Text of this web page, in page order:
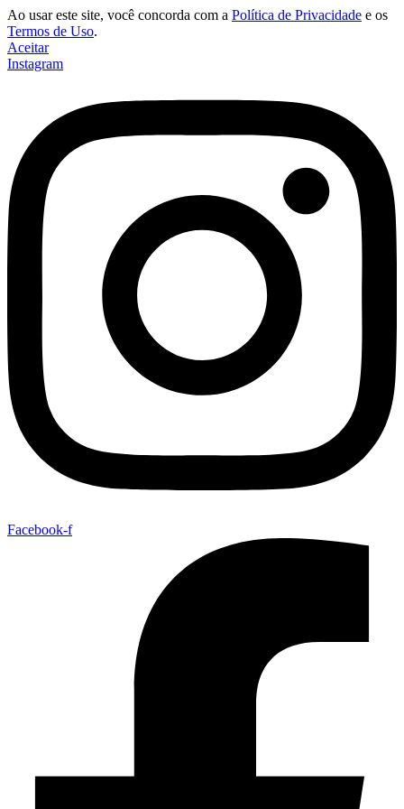
Ao usar este site, você concorda com a Política de Privacidade e os
Termos de Uso.
Aceitar
Instagram
Facebook-f